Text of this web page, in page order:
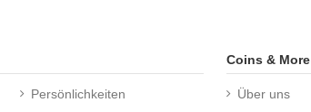
Persönlichkeiten
Coins & More
Über uns